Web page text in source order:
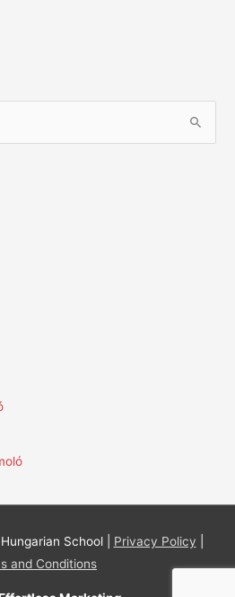
School| Privacy Policy
and Conditions